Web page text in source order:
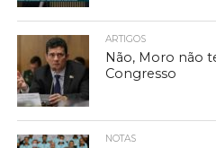
ARTIGOS
Não, Moro não
Congresso
NOTAS